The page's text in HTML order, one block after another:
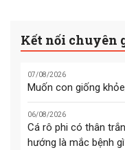
Kết nối chuyên
07/08/2026
Muốn con giống
06/08/2026
Cá rô phi có thân
hướng là mắc bệnh